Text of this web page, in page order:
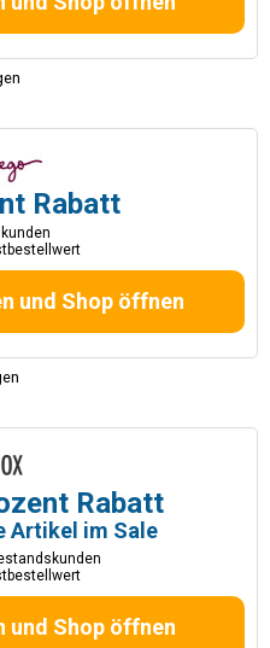
Rabatt
und Shop öffnen
Rabatt
Artikel im Sale
und Shop öffnen